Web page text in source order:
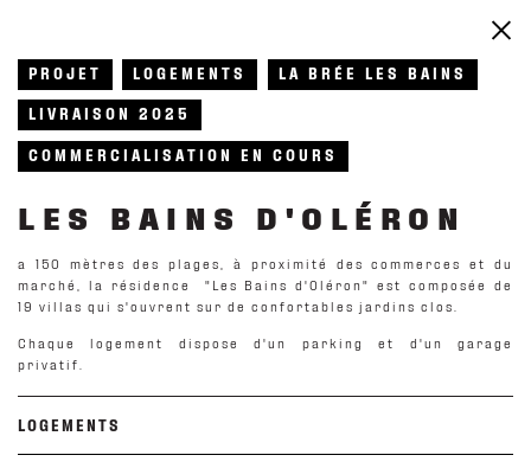
PROJET LOGEMENTS LA BRÉE LES BAINS
LIVRAISON 2025
COMMERCIALISATION EN COURS
LES BAINS D'OLÉRON
a 150 mètres des plages, à proximité des commerces et du
marché, la résidence "Les Bains d'Oléron" est composée de
19 villas qui s'ouvrent sur de confortables jardins clos.
Chaque logement dispose d'un parking et d'un garage
privatif.
LOGEMENTS